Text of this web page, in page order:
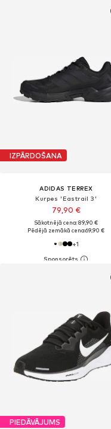
IZPĀRDOŠANA
ADIDAS TERREX
Kurpes 'Eastrail 3'
79,90 €
Sākotnējā cena: 89,90 €
Pēdējā zemākā cena:69,90 €
+1
PIEDĀVĀJUMS